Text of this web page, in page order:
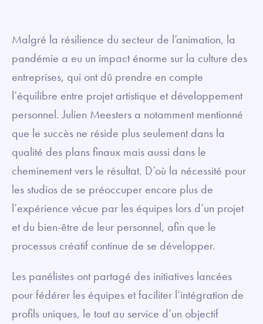
Malgré la résilience du secteur de l’animation, la
pandémie a eu un impact énorme sur la culture des
entreprises, qui ont dû prendre en compte
l’équilibre entre projet artistique et développement
personnel. Julien Meesters a notamment mentionné
que le succès ne réside plus seulement dans la
qualité des plans finaux mais aussi dans le
cheminement vers le résultat. D’où la nécessité pour
les studios de se préoccuper encore plus de
l’expérience vécue par les équipes lors d’un projet
et du bien-être de leur personnel, afin que le
processus créatif continue de se développer.
Les panélistes ont partagé des initiatives lancées
pour fédérer les équipes et faciliter l’intégration de
profils uniques, le tout au service d’un objectif